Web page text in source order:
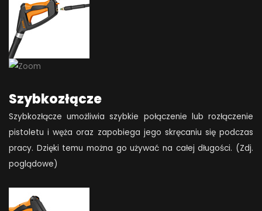
Szybkozłącze
Szybkozłącze umożliwia szybkie połączenie lub rozłączenie
pistoletu i węża oraz zapobiega jego skręcaniu się podczas
pracy. Dzięki temu można go używać na całej długości. (Zdj.
poglądowe)